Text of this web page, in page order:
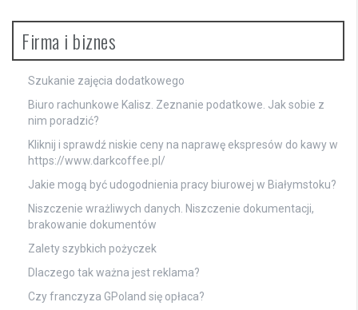
Firma i biznes
Szukanie zajęcia dodatkowego
Biuro rachunkowe Kalisz. Zeznanie podatkowe. Jak sobie z
nim poradzić?
Kliknij i sprawdź niskie ceny na naprawę ekspresów do kawy w
https://www.darkcoffee.pl/
Jakie mogą być udogodnienia pracy biurowej w Białymstoku?
Niszczenie wrażliwych danych. Niszczenie dokumentacji,
brakowanie dokumentów
Zalety szybkich pożyczek
Dlaczego tak ważna jest reklama?
Czy franczyza GPoland się opłaca?